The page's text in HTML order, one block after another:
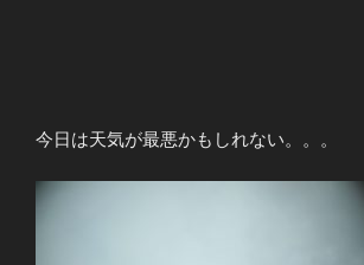
今日は天気が最悪かもしれない。。。